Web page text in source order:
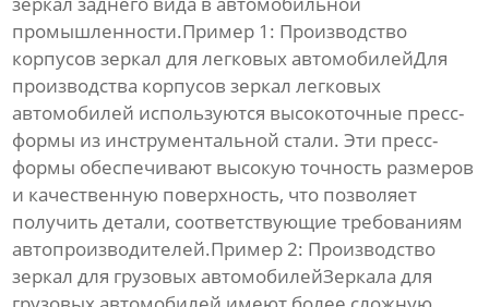
промышленности.Пример 1: Производство
корпусов зеркал для легковых автомобилейДля
производства корпусов зеркал легковых
автомобилей используются высокоточные пресс-
формы из инструментальной стали. Эти пресс-
формы обеспечивают высокую точность размеров
и качественную поверхность, что позволяет
получить детали, соответствующие требованиям
автопроизводителей.Пример 2: Производство
зеркал для грузовых автомобилейЗеркала для